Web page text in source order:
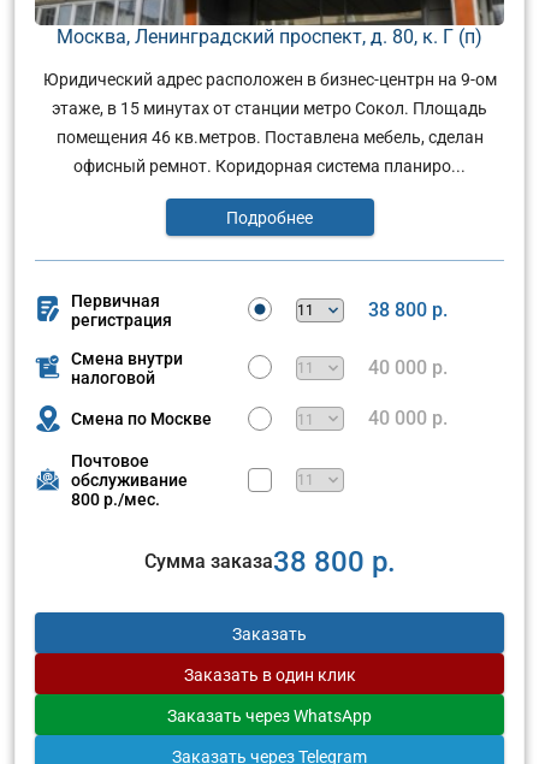
Москва, Ленинградский проспект, д. 80, к. Г (п)
Юридический адрес расположен в бизнес-центрн на 9-ом
этаже, в 15 минутах от станции метро Сокол. Площадь
помещения 46 кв.метров. Поставлена мебель, сделан
офисный ремнот. Коридорная система планиро...
Подробнее
Первичная
регистрация
38 800 р.
Смена внутри
налоговой
40 000 р.
Смена по Москве 40 000 р.
Почтовое
обслуживание
800 р./мес.
Сумма заказа38 800 р.
Заказать
Заказать в один клик
Заказать через WhatsApp
Заказать через Telegram